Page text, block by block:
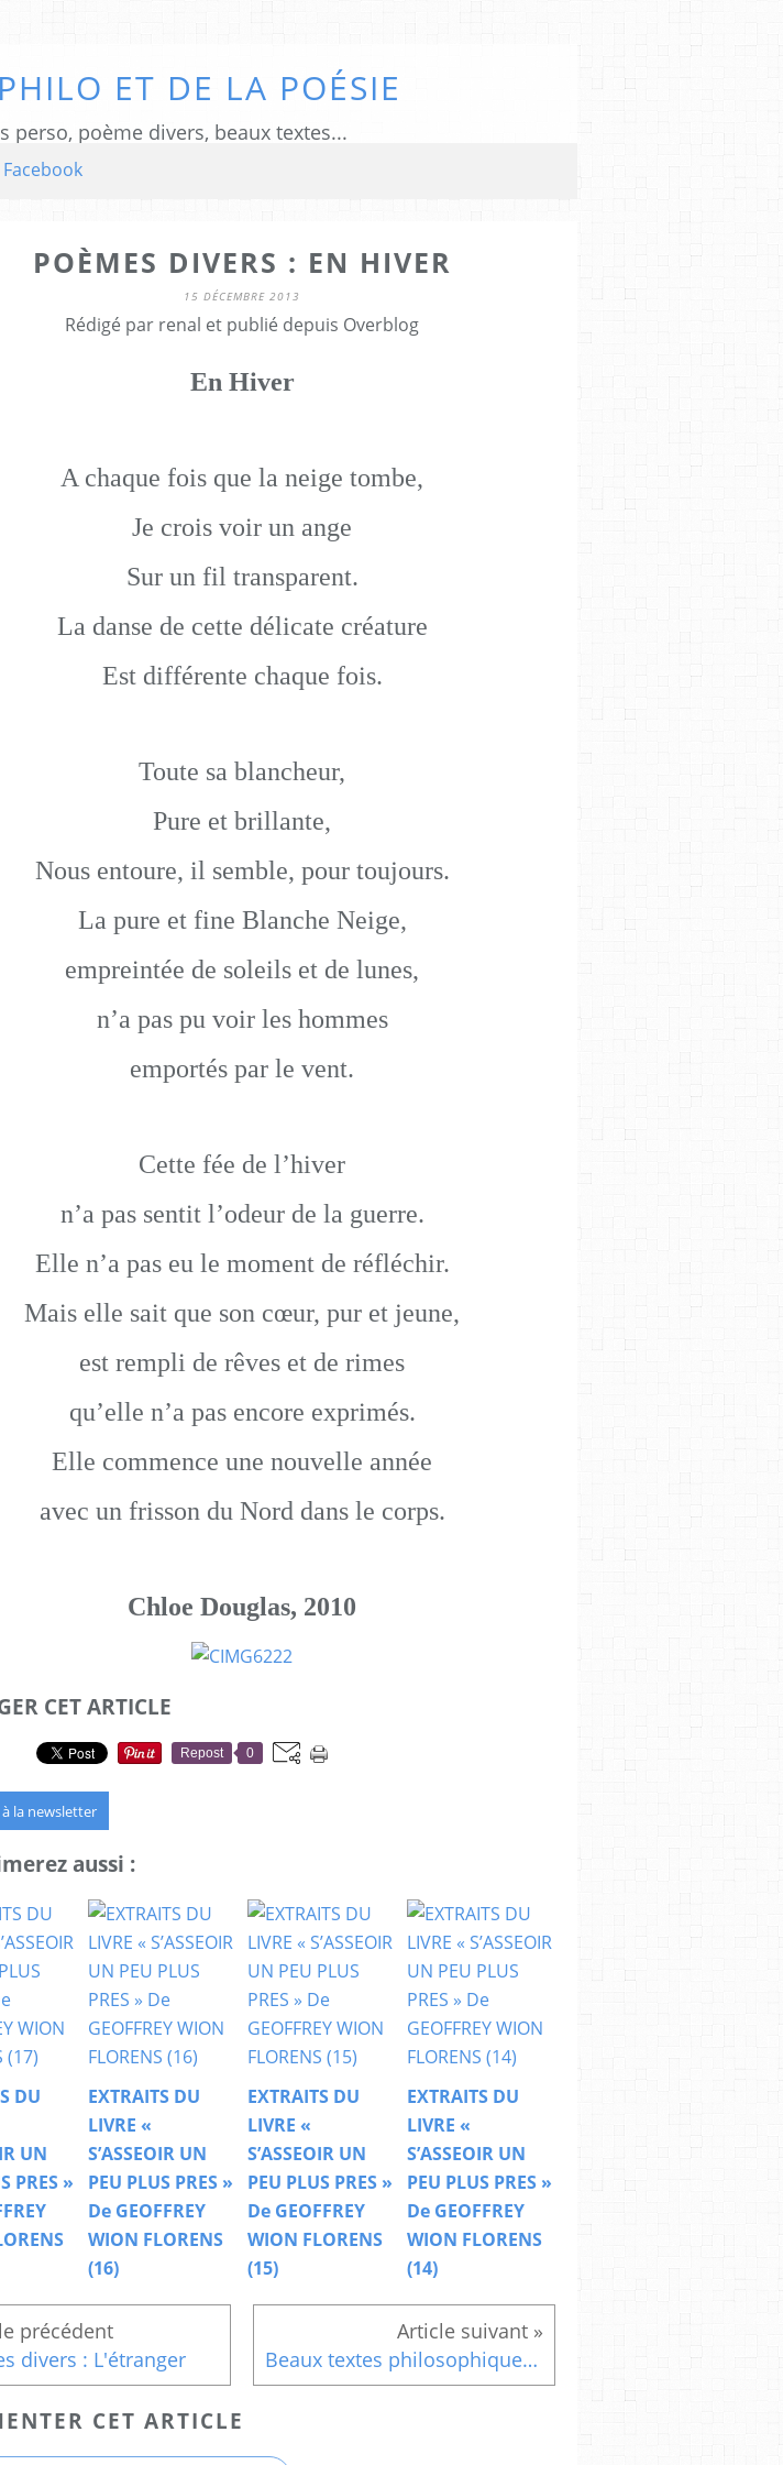
ET DE LA POÉSIE
perso, poème divers, beaux textes...
POÈMES DIVERS : EN HIVER
15 DÉCEMBRE 2013
Rédigé par renal et publié depuis Overblog
En Hiver
A chaque fois que la neige tombe,
Je crois voir un ange
Sur un fil transparent.
La danse de cette délicate créature
Est différente chaque fois.
Toute sa blancheur,
Pure et brillante,
Nous entoure, il semble, pour toujours.
La pure et fine Blanche Neige,
empreintée de soleils et de lunes,
n’a pas pu voir les hommes
emportés par le vent.
Cette fée de l’hiver
n’a pas sentit l’odeur de la guerre.
Elle n’a pas eu le moment de réfléchir.
Mais elle sait que son cœur, pur et jeune,
est rempli de rêves et de rimes
qu’elle n’a pas encore exprimés.
Elle commence une nouvelle année
avec un frisson du Nord dans le corps.
Chloe Douglas, 2010
CET ARTICLE
Repost 0
la newsletter
aussi :
DU
UN
PRES »
EXTRAITS DU
LIVRE «
S’ASSEOIR UN
PEU PLUS PRES »
De GEOFFREY
WION FLORENS
(16)
EXTRAITS DU
LIVRE «
S’ASSEOIR UN
PEU PLUS PRES »
De GEOFFREY
WION FLORENS
(15)
EXTRAITS DU
LIVRE «
S’ASSEOIR UN
PEU PLUS PRES »
De GEOFFREY
WION FLORENS
(14)
divers : L'étranger Beaux textes philosophiques et spirituels : La conscience
CET ARTICLE